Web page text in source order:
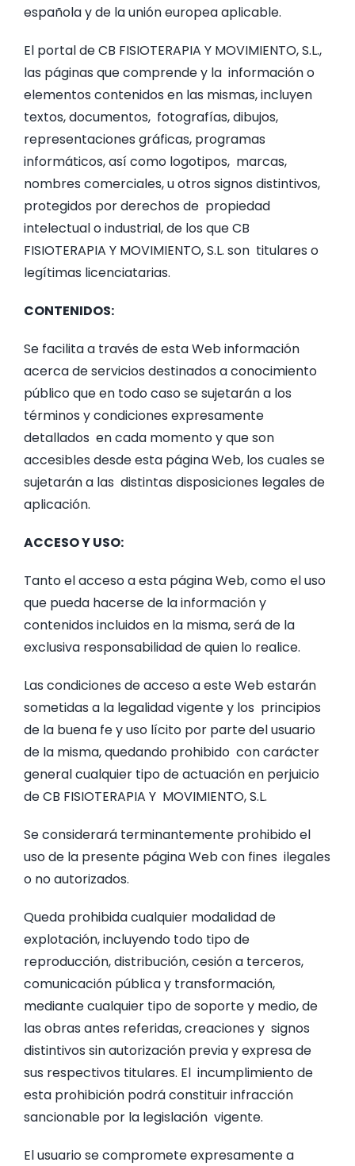
española y de la unión europea aplicable.
El portal de CB FISIOTERAPIA Y MOVIMIENTO, S.L.,
las páginas que comprende y la información o
elementos contenidos en las mismas, incluyen
textos, documentos, fotografías, dibujos,
representaciones gráficas, programas
informáticos, así como logotipos, marcas,
nombres comerciales, u otros signos distintivos,
protegidos por derechos de propiedad
intelectual o industrial, de los que CB
FISIOTERAPIA Y MOVIMIENTO, S.L. son titulares o
legítimas licenciatarias.
CONTENIDOS:
Se facilita a través de esta Web información
acerca de servicios destinados a conocimiento
público que en todo caso se sujetarán a los
términos y condiciones expresamente
detallados en cada momento y que son
accesibles desde esta página Web, los cuales se
sujetarán a las distintas disposiciones legales de
aplicación.
ACCESO Y USO:
Tanto el acceso a esta página Web, como el uso
que pueda hacerse de la información y
contenidos incluidos en la misma, será de la
exclusiva responsabilidad de quien lo realice.
Las condiciones de acceso a este Web estarán
sometidas a la legalidad vigente y los principios
de la buena fe y uso lícito por parte del usuario
de la misma, quedando prohibido con carácter
general cualquier tipo de actuación en perjuicio
de CB FISIOTERAPIA Y MOVIMIENTO, S.L.
Se considerará terminantemente prohibido el
uso de la presente página Web con fines ilegales
o no autorizados.
Queda prohibida cualquier modalidad de
explotación, incluyendo todo tipo de
reproducción, distribución, cesión a terceros,
comunicación pública y transformación,
mediante cualquier tipo de soporte y medio, de
las obras antes referidas, creaciones y signos
distintivos sin autorización previa y expresa de
sus respectivos titulares. El incumplimiento de
esta prohibición podrá constituir infracción
sancionable por la legislación vigente.
El usuario se compromete expresamente a